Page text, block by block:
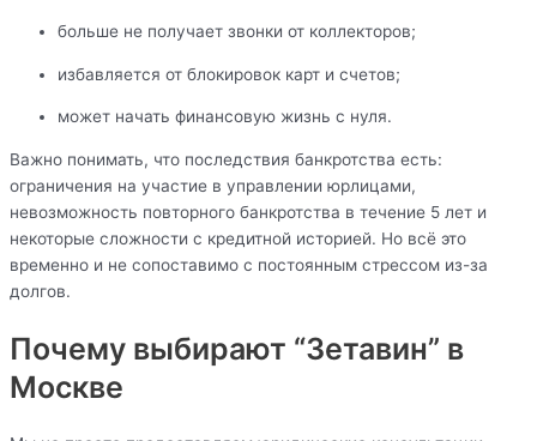
больше не получает звонки от коллекторов;
избавляется от блокировок карт и счетов;
может начать финансовую жизнь с нуля.
Важно понимать, что последствия банкротства есть:
ограничения на участие в управлении юрлицами,
невозможность повторного банкротства в течение 5 лет и
некоторые сложности с кредитной историей. Но всё это
временно и не сопоставимо с постоянным стрессом из-за
долгов.
Почему выбирают “Зетавин” в
Москве